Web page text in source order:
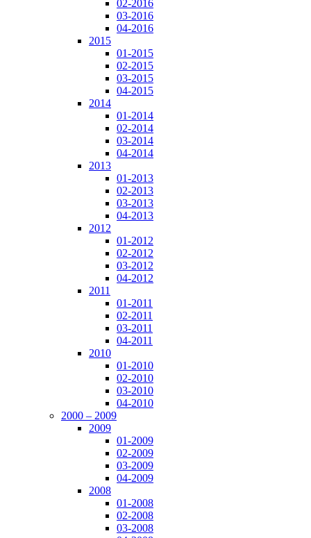
02-2016
03-2016
04-2016
2015
01-2015
02-2015
03-2015
04-2015
2014
01-2014
02-2014
03-2014
04-2014
2013
01-2013
02-2013
03-2013
04-2013
2012
01-2012
02-2012
03-2012
04-2012
2011
01-2011
02-2011
03-2011
04-2011
2010
01-2010
02-2010
03-2010
04-2010
2000 – 2009
2009
01-2009
02-2009
03-2009
04-2009
2008
01-2008
02-2008
03-2008